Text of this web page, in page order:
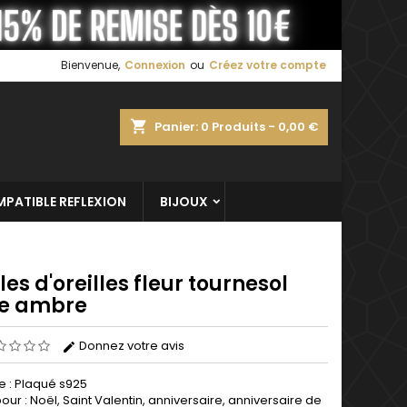
Bienvenue, Connexion ou Créez votre compte
shopping_cart Panier: 0 Produits - 0,00 €
REFLEXION BIJOUX
d'oreilles fleur tournesol
ambre
Donnez votre avis
: Plaqué s925
: Noël, Saint Valentin, anniversaire, anniversaire de